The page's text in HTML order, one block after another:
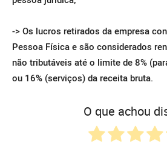
-> Os lucros retirados da empresa
Pessoa Física e são considerados
não tributáveis até o limite de 8%
ou 16% (serviços) da receita bruta.
O que achou